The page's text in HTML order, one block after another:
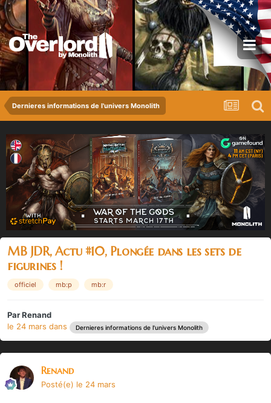
Dernieres informations de l'univers Monolith
MB JDR, Actu #10, Plongée dans les sets de
figurines !
officiel mb:p mb:r
ParRenand
le 24 mars dans Dernieres informations de l'univers Monolith
Renand
Posté(e) le 24 mars